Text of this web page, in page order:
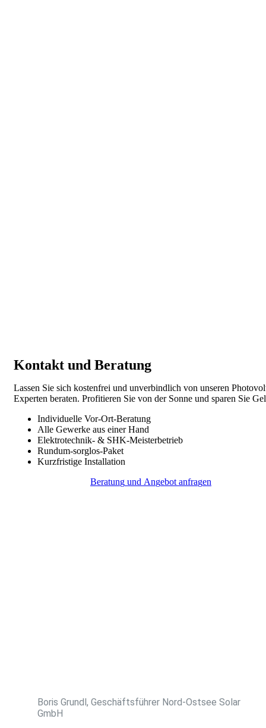
Kontakt und Beratung
Lassen Sie sich kostenfrei und unverbindlich von unseren
Experten beraten. Profitieren Sie von der Sonne und sparen Sie
Individuelle Vor-Ort-Beratung
Alle Gewerke aus einer Hand
Elektrotechnik- & SHK-Meisterbetrieb
Rundum-sorglos-Paket
Kurzfristige Installation
Beratung und Angebot anfragen
Boris Grundl, Geschäftsführer Nord-Ostsee Solar
GmbH